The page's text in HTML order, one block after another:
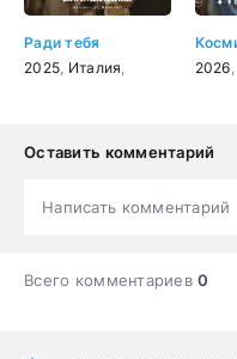
Ради тебя
2025 Италия
2026
Оставить комментарий
Написать комментарий
Всего комментариев0